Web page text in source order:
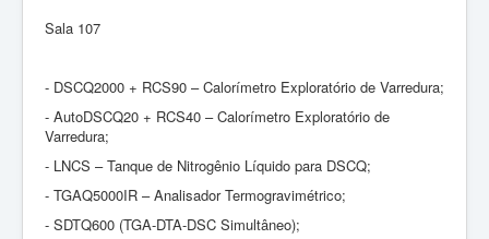
Sala 107
- DSCQ2000 + RCS90 – Calorímetro Exploratório de Varredura;
- AutoDSCQ20 + RCS40 – Calorímetro Exploratório de
Varredura;
- LNCS – Tanque de Nitrogênio Líquido para DSCQ;
- TGAQ5000IR – Analisador Termogravimétrico;
- SDTQ600 (TGA-DTA-DSC Simultâneo);